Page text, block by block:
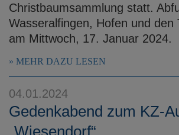
Christbaumsammlung statt.
Wasseralfingen, Hofen und den
am Mittwoch, 17. Januar 2024.
MEHR DAZU LESEN
04.01.2024
Gedenkabend zum KZ-
„Wiesendorf“